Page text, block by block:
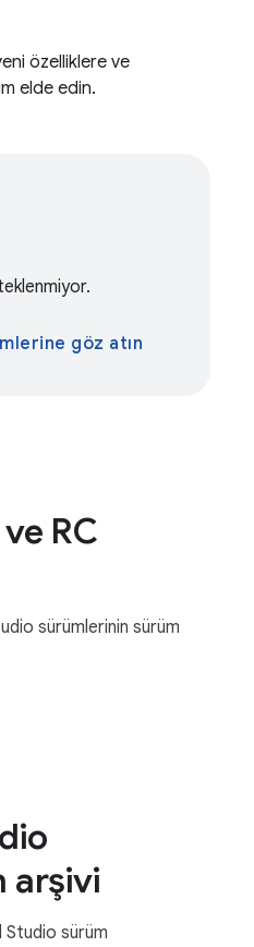
özelliklere ve
elde edin.
göz atın
RC
sürümlerinin sürüm
arşivi
sürüm